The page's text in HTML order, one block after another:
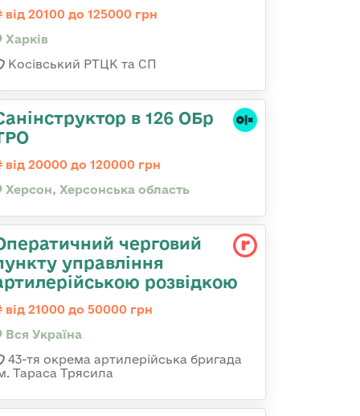
від 20100 до 125000 грн
Харків
Косівський РТЦК та СП
в 126 ОБр
від 20000 до 120000 грн
Херсон, Херсонська область
черговий
управління
розвідкою
від 21000 до 50000 грн
Вся Україна
43-тя окрема артилерійська бригада
Тараса Трясила